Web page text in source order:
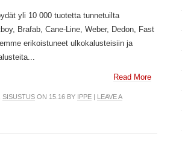
yli 10 000 tuotetta tunnetuilta
Brafab, Cane-Line, Weber, Dedon, Fast
erikoistuneet ulkokalusteisiin ja
Read More
SISUSTUS ON 15.16 BY IPPE | LEAVE A